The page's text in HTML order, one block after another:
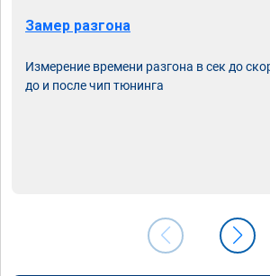
Замер разгона
Измерение времени разгона в сек до
до и после чип тюнинга